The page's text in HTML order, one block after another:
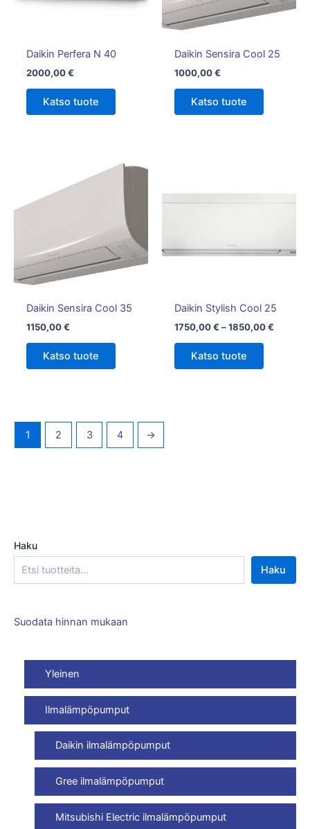
Haku
Haku
Suodata hinnan mukaan
Yleinen
Ilmalämpöpumput
Daikin ilmalämpöpumput
Gree ilmalämpöpumput
Mitsubishi Electric ilmalämpöpumput
Daikin Perfera N 40
2000,00€
Katso tuote
Daikin Sensira Cool 25
1000,00€
Katso tuote
Daikin Sensira Cool 35
1150,00€
Katso tuote
Daikin Stylish Cool 25
1750,00€ – 1850,00€
Katso tuote
Voit
sivulla.
1 2 3 4 →